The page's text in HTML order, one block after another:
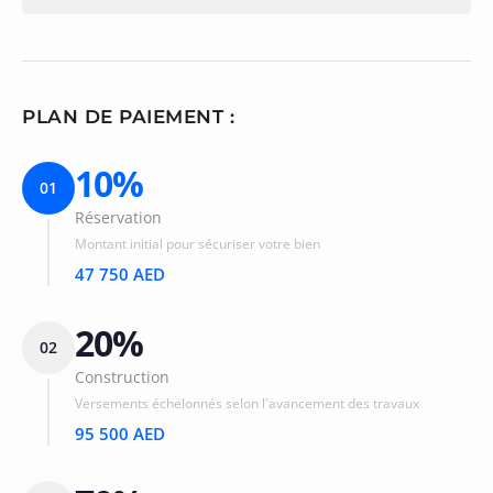
PLAN DE PAIEMENT :
01 10%
Réservation
Montant initial pour sécuriser votre bien
47 750 AED
02 20%
Construction
Versements échelonnés selon l'avancement des travaux
95 500 AED